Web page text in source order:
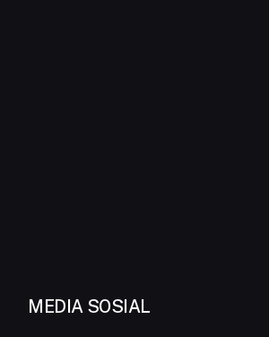
MEDIA SOSIAL